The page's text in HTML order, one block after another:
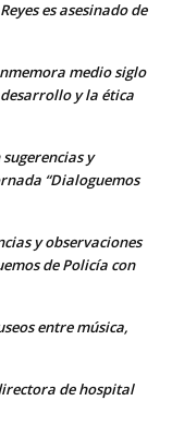
es asesinado de
medio siglo
y la ética
y
“Dialoguemos
y observaciones
de Policía con
entre música,
de hospital